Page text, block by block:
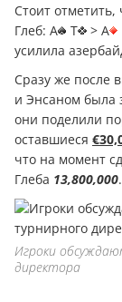
Стоит
Глеб: A
T > A
усилила
Сразу же после
и Энсаном была
они поделили
оставшиеся
что на момент
Глеба 13,800,000.
Игроки
директора